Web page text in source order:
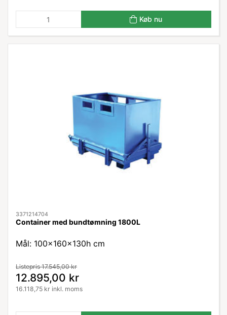
Køb nu
3371214704
Container med bundtømning 1800L
Mål: 100x160x130h cm
Listepris 17.545,00 kr
12.895,00 kr
16.118,75 kr inkl. moms